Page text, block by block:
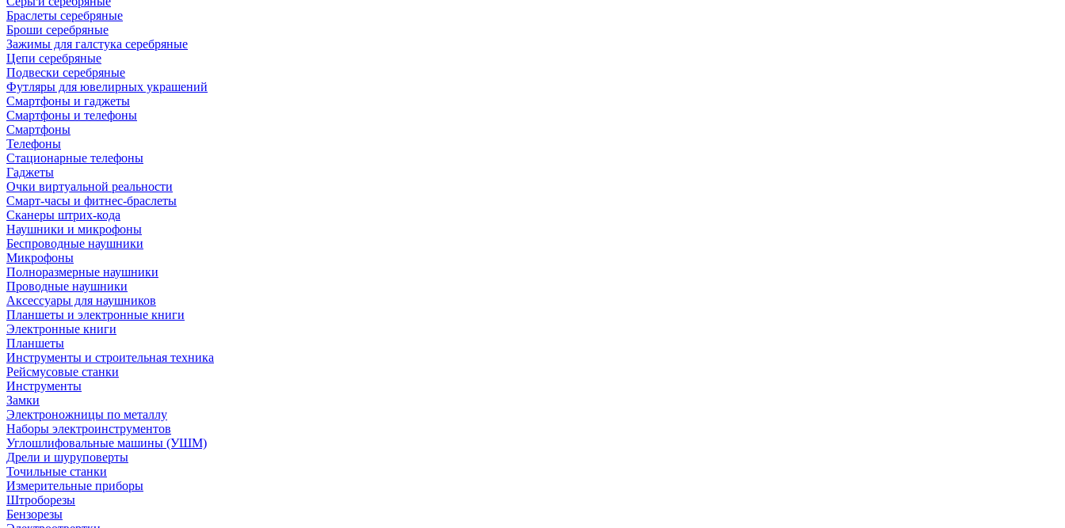
Браслеты серебряные
Броши серебряные
Зажимы для галстука серебряные
Цепи серебряные
Подвески серебряные
Футляры для ювелирных украшений
Смартфоны и гаджеты
Смартфоны и телефоны
Смартфоны
Телефоны
Стационарные телефоны
Гаджеты
Очки виртуальной реальности
Смарт-часы и фитнес-браслеты
Сканеры штрих-кода
Наушники и микрофоны
Беспроводные наушники
Микрофоны
Полноразмерные наушники
Проводные наушники
Аксессуары для наушников
Планшеты и электронные книги
Электронные книги
Планшеты
Инструменты и строительная техника
Рейсмусовые станки
Инструменты
Замки
Электроножницы по металлу
Наборы электроинструментов
Углошлифовальные машины (УШМ)
Дрели и шуруповерты
Точильные станки
Измерительные приборы
Штроборезы
Бензорезы